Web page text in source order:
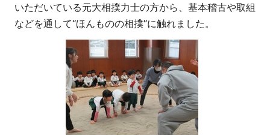
いただいている元大相撲力士の方から、基本稽古や取組
などを通して“ほんものの相撲”に触れました。